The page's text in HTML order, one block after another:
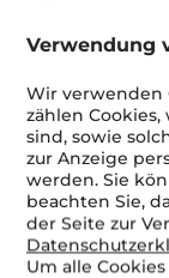
Verwendung
Wir verwenden
zählen
sind, sowie
zur Anzeige
werden. Sie
beachten Sie,
der Seite zur
Um alle